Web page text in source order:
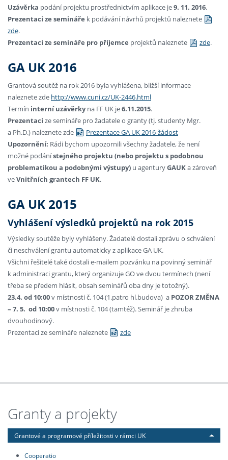
Uzávěrka podání projektu prostřednictvím aplikace je9. 11. 2016.
Prezentaci ze semináře k podávání návrhů projektů naleznete
zde.
Prezentaci ze semináře pro příjemce projektů naleznete zde.
GA UK 2016
Grantová soutěž na rok 2016 byla vyhlášena, bližší informace
naleznete zde http://www.cuni.cz/UK-2446.html
Termín interní uzávěrkyna FF UK je6.11.2015.
Prezentaci ze semináře pro žadatele o granty (tj. studenty Mgr.
a Ph.D.) naleznete zde
Prezentace GA UK 2016-žádost
Upozornění: Rádi bychom upozornili všechny žadatele, že není
možné podánístejného projektu (nebo projektu s podobnou
problematikou a podobnými výstupy) u agenturyGAUKa zároveň
veVnitřních grantech FF UK.
GA UK 2015
Vyhlášení výsledků projektů na rok 2015
Výsledky soutěže byly vyhlášeny. Žadatelé dostali zprávu o schválení
či neschválení grantu automaticky z aplikace GA UK.
Všichni řešitelé také dostali e-mailem pozvánku na povinný seminář
k administraci grantu, který organizuje GO ve dvou termínech (není
třeba se předem hlásit, obsah seminářů oba dny je totožný).
23.4. od 10:00v místnosti č. 104 (1.patro hl.budova) a POZOR ZMĚNA
– 7. 5. od 10:00v místnosti č. 104 (tamtéž). Seminář je zhruba
dvouhodinový.
Prezentaci ze semináře naleznete
zde
Granty a projekty
Grantové a programové příležitosti v rámci UK
Cooperatio